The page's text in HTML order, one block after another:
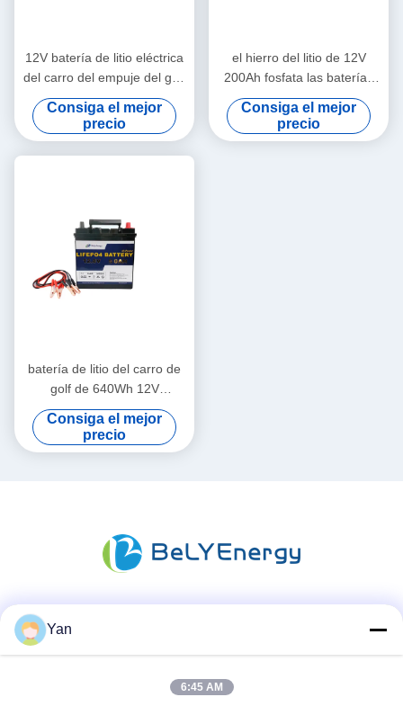
12V batería de litio eléctrica
del carro del empuje del golf
de la hora de 150 amperios
para el barco del refugiado
Consiga el mejor
precio
el hierro del litio de 12V
200Ah fosfata las baterías
del carrito de golf del litio de
la batería de rv
Consiga el mejor
precio
batería de litio del carro de
golf de 640Wh 12V
50000mAh para el cochecillo
del golf
Consiga el mejor
precio
Yan
6:45 AM